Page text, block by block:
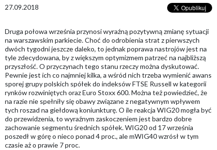
27.09.2018
Druga połowa września przynosi wyraźną pozytywną zmianę sytuacji
na warszawskim parkiecie. Choć do odrobienia strat z pierwszych
dwóch tygodni jeszcze daleko, to jednak poprawa nastrojów jest na
tyle zdecydowana, by z większym optymizmem patrzeć na najbliższą
przyszłość. O przyczynach tego stanu rzeczy można dyskutować.
Pewnie jest ich co najmniej kilka, a wśród nich trzeba wymienić awans
sporej grupy polskich spółek do indeksów FTSE Russell w kategorii
rynków rozwiniętych oraz Euro Stoxx 600. Można też powiedzieć, że
na razie nie spełniły się obawy związane z negatywnym wpływem
tych roszad na giełdową koniunkturę. O ile reakcja WIG20 mogła być
do przewidzenia, to wyraźnym zaskoczeniem jest bardzo dobre
zachowanie segmentu średnich spółek. WIG20 od 17 września
poszedł w górę o nieco ponad 4 proc., ale mWIG40 wzrósł w tym
czasie aż o prawie 7 proc.